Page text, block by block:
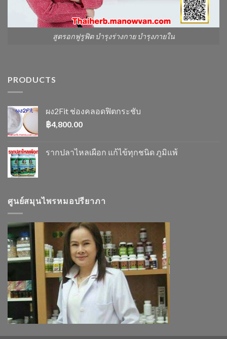
สูตรอกฟูรูฟิต บำรุงร่างกาย บำรุงภายใน
PRODUCTS
ผง2Fit ช่องคลอดฟิตกระชับ
฿4,800.00
รากปลาไหลเผือก แก้ไข้ทุกชนิด ภูมิแพ้
ศูนย์สมุนไพรหมอปรียาภา